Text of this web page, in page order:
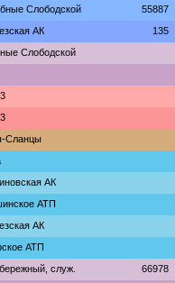
Слободской 55887
АК 135
Слободской
Сланцы
АК
АТП
АК
АТП
служ. 66978